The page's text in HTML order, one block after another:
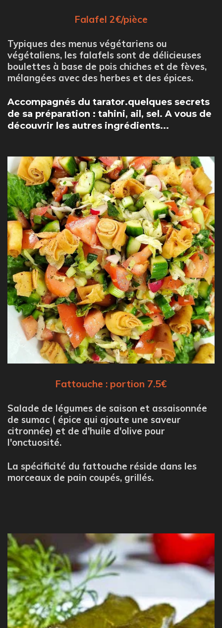
Falafel 2€/pièce
Typiques des menus végétariens ou
végétaliens, les falafels sont de délicieuses
boulettes à base de pois chiches et de fèves,
mélangées avec des herbes et des épices.
Accompagnés du tarator.quelques secrets
de sa préparation : tahini, ail, sel. A vous de
découvrir les autres ingrédients...
Fattouche : portion 7.5€
Salade de légumes de saison et assaisonnée
de sumac ( épice qui ajoute une saveur
citronnée) et de d'huile d'olive pour
l'onctuosité.
La spécificité du fattouche réside dans les
morceaux de pain coupés, grillés.